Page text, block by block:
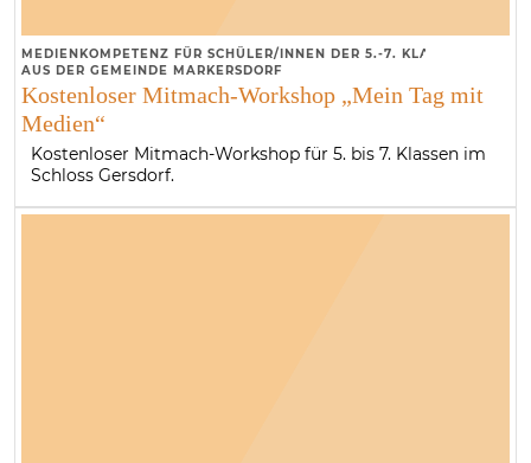
MEDIENKOMPETENZ FÜR SCHÜLER/INNEN DER 5.-7. KLASSE
AUS DER GEMEINDE MARKERSDORF
Kostenloser Mitmach-Workshop „Mein Tag mit
Medien“
Kostenloser Mitmach-Workshop für 5. bis 7. Klassen im
Schloss Gersdorf.